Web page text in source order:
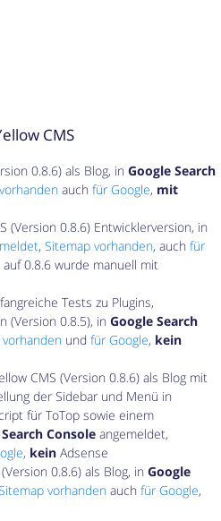
CMS
0.8.6) als Blog, inGoogle Search
auchfür Google, mit
(Version 0.8.6) Entwicklerversion, in
, Sitemap vorhanden, auchfür
0.8.6 wurde manuell mit
Tests zu Plugins,
(Version 0.8.5), inGoogle Search
undfür Google, kein
CMS (Version 0.8.6) als Blog mit
der Sidebar und Menü in
für ToTop sowie einem
Console angemeldet,
, kein Adsense
0.8.6) als Blog, inGoogle
Sitemap vorhanden auchfür Google,